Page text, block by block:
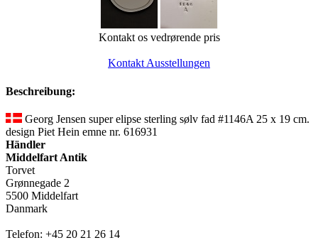
Kontakt os vedrørende pris
Kontakt Ausstellungen
Beschreibung:
Georg Jensen super elipse sterling sølv fad #1146A 25 x 19 cm.
design Piet Hein emne nr. 616931
Händler
Middelfart Antik
Torvet
Grønnegade 2
5500 Middelfart
Danmark
Telefon: +45 20 21 26 14